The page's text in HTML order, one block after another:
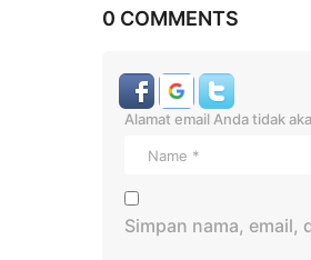
0 COMMENTS
Alamat email Anda tidak
Simpan nama,